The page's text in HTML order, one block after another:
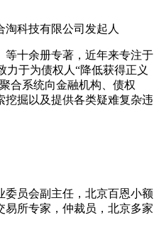
淘科技有限公司发起人
等十余册专著，近年来专注于
力于为债权人“降低获得正义
合系统向金融机构、债权
挖掘以及提供各类疑难复杂违
委员会副主任，北京百恩小额
所专家，仲裁员，北京多家